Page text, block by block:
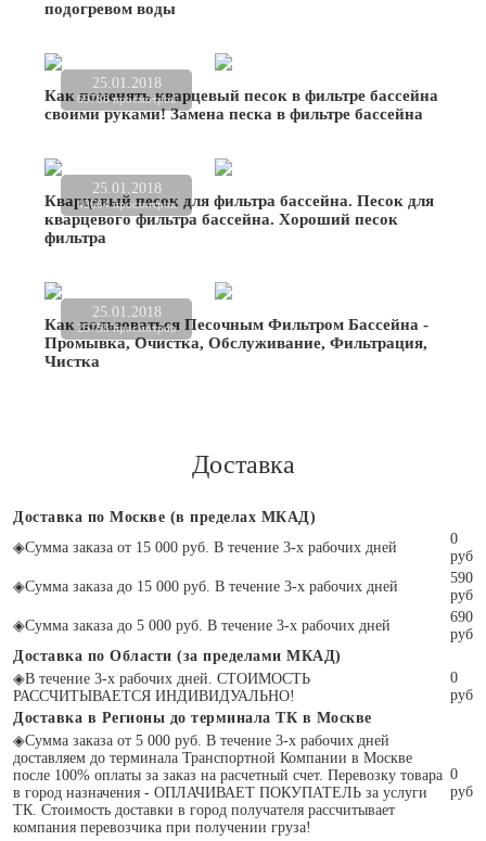
подогревом воды
25.01.2018
69788 просмотров
Как поменять кварцевый песок в фильтре бассейна
своими руками! Замена песка в фильтре бассейна
25.01.2018
40684 просмотров
Кварцевый песок для фильтра бассейна. Песок для
кварцевого фильтра бассейна. Хороший песок
фильтра
25.01.2018
25758 просмотров
Как пользоваться Песочным Фильтром Бассейна -
Промывка, Очистка, Обслуживание, Фильтрация,
Чистка
Доставка
Доставка по Москве (в пределах МКАД)
◈Сумма заказа от 15 000 руб. В течение 3-х рабочих дней
0
руб
◈Сумма заказа до 15 000 руб. В течение 3-х рабочих дней
590
руб
◈Сумма заказа до 5 000 руб. В течение 3-х рабочих дней
690
руб
Доставка по Области (за пределами МКАД)
◈В течение 3-х рабочих дней. СТОИМОСТЬ
РАССЧИТЫВАЕТСЯ ИНДИВИДУАЛЬНО!
0
руб
Доставка в Регионы до терминала ТК в Москве
◈Сумма заказа от 5 000 руб. В течение 3-х рабочих дней
доставляем до терминала Транспортной Компании в Москве
после 100% оплаты за заказ на расчетный счет. Перевозку товара
в город назначения - ОПЛАЧИВАЕТ ПОКУПАТЕЛЬ за услуги
ТК. Стоимость доставки в город получателя рассчитывает
компания перевозчика при получении груза!
0
руб